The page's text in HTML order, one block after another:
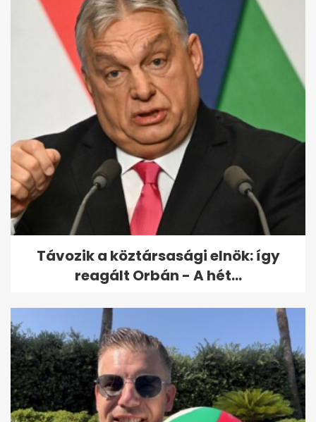
Megszólalt Marsi Anikó új
szerelme
Távozik a köztársasági elnök: így
reagált Orbán - A hét...